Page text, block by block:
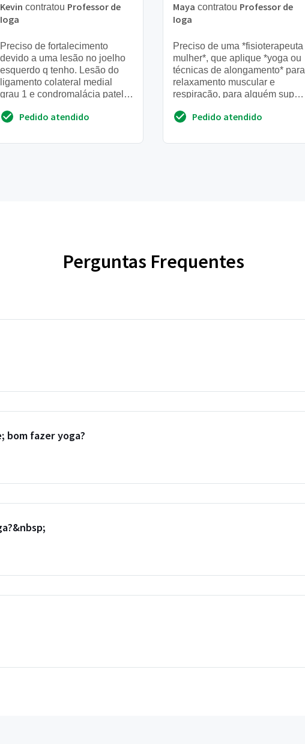
Kevin contratou Professor de
Ioga
Preciso de fortalecimento
devido a uma lesão no joelho
esquerdo q tenho. Lesão do
ligamento colateral medial
grau 1 e condromalácia patelar
Pedido atendido
Maya contratou Professor de
Ioga
Preciso de uma *fisioterapeuta
mulher*, que aplique *yoga ou
técnicas de alongamento* para
relaxamento muscular e
respiração, para alguém super
mta dor na atm. ...
Pedido atendido
Perguntas Frequentes
bom fazer yoga?